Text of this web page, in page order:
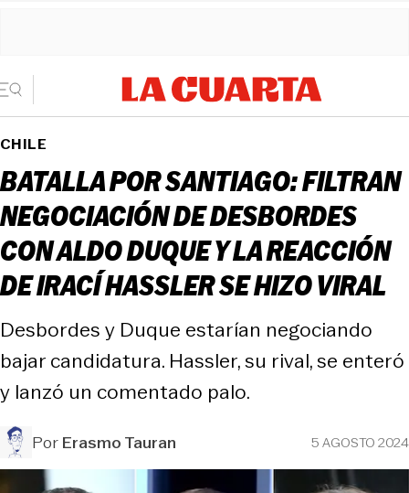
CHILE
BATALLA POR SANTIAGO: FILTRAN
NEGOCIACIÓN DE DESBORDES
CON ALDO DUQUE Y LA REACCIÓN
DE IRACÍ HASSLER SE HIZO VIRAL
Desbordes y Duque estarían negociando
bajar candidatura. Hassler, su rival, se enteró
y lanzó un comentado palo.
PorErasmo Tauran 5 AGOSTO 2024